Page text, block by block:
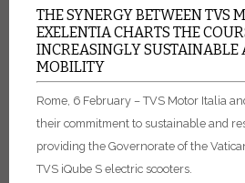
THE SYNERGY BETWEEN TVS
EXELENTIA CHARTS THE
INCREASINGLY SUSTAINABLE
MOBILITY
Rome, 6 February – TVS Motor Italia
their commitment to sustainable and
providing the Governorate of the
TVS iQube S electric scooters.